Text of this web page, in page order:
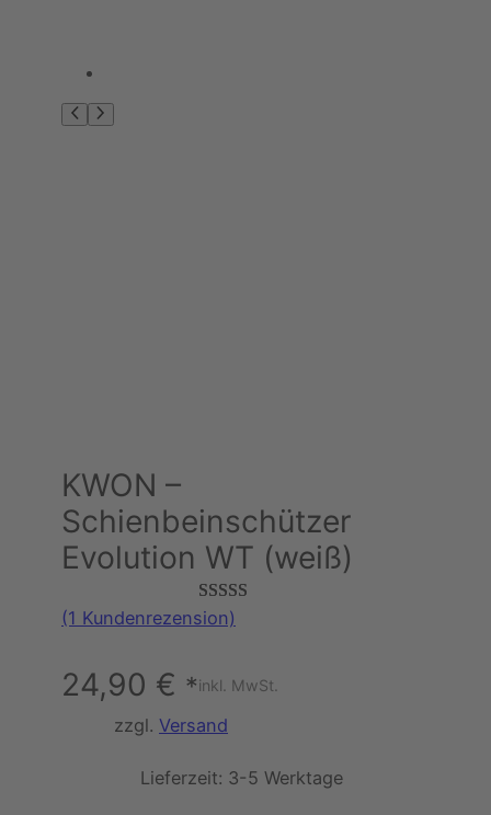
KWON –
Schienbeinschützer
Evolution WT (weiß)
Bewertet
auf
1
wertung
(1 Kundenrezension)
24,90 € *inkl. MwSt.
zzgl. Versand
Lieferzeit: 3-5 Werktage